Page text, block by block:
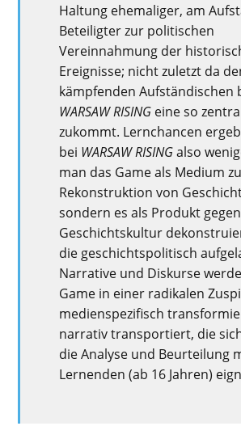
Haltung ehemaliger, am
Beteiligter zur politischen
Vereinnahmung der
Ereignisse; nicht zuletzt da
kämpfenden Aufständischen
WARSAW RISING eine so
zukommt. Lernchancen
bei WARSAW RISINGalso
man das Game als Medium
Rekonstruktion von
sondern esals Produkt
Geschichtskultur
die geschichtspolitisch auf
Narrative und Diskurse
Game in einer radikalen
medienspezifisch
narrativtransportiert, die
die Analyse und Beurteilung
Lernenden (ab 16 Jahren) eign